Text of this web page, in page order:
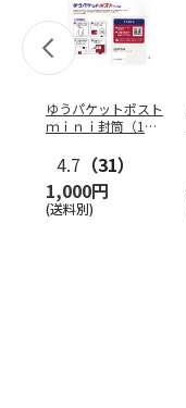
ゆうパケットポスト
ｍｉｎｉ封筒（1個
4.7 （31）
1,000円
(送料別)